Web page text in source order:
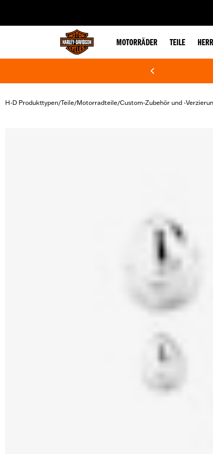
MOTORRÄDER TEILE
H-D Produkttypen/Teile/Motorradteile/Custom-Zubehör und -